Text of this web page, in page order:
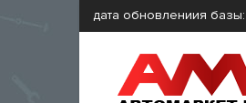
дата обновлениия